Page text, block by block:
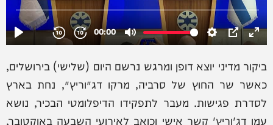
ביקור מדיני יוצא דופן ומרגש נרשם היום (שלישי) בירושלים,
כאשר שר החוץ של סרביה, מרקו דג׳וריץ׳, נחת בארץ
לסדרת פגישות. מעבר לתפקידו הדיפלומטי הבכיר, נושא
עמו דג'וריץ' קשר אישי וכואב לאירועי השבעה באוקטובר,